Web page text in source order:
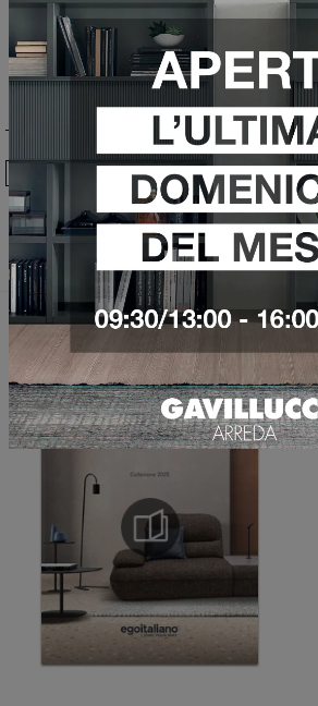
Sfoglia i
Ho preso visione dellaPrivacy Policy
Invia